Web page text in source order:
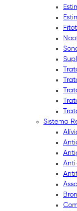
Sistema